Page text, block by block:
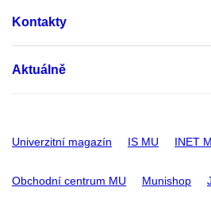
Kontakty
Aktuálně
Univerzitní magazín IS MU INET
Obchodní centrum MU Munishop